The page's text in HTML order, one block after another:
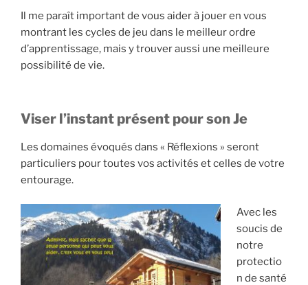
Il me paraît important de vous aider à jouer en vous
montrant les cycles de jeu dans le meilleur ordre
d’apprentissage, mais y trouver aussi une meilleure
possibilité de vie.
Viser l’instant présent pour son Je
Les domaines évoqués dans « Réflexions » seront
particuliers pour toutes vos activités et celles de votre
entourage.
Avec les
soucis de
notre
protectio
n de santé